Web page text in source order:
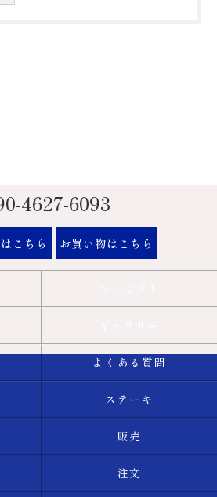
4627-6093
こちら お買い物はこちら
よくある質問
ステーキ
販売
注文